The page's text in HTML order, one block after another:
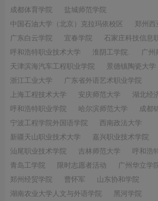
成都体育学院
盐城师范学院
中国石油大学（北京）克拉玛依校区
郑州西
广东白云学院
宜春学院
石家庄科技信息
呼和浩特职业技术大学
淮阴工学院.
广
天津滨海汽车工程职业学院
景德镇陶瓷大学
浙江工业大学
广东省外语艺术职业学院
上海工程技术大学
安庆师范大学
湖北经
呼和浩特职业学院
哈尔滨师范大学
成都
宁波工程学院外国语学院
西南政法大学
新疆天山职业技术大学
嘉兴职业技术学院
汕尾职业技术学院
吉林师范大学
呼和浩
青岛工学院
限时志愿者活动
广州华立学
郑州经贸学院
曹怀军
山东协和学院
湖南农业大学人文与外语学院
黑河学院